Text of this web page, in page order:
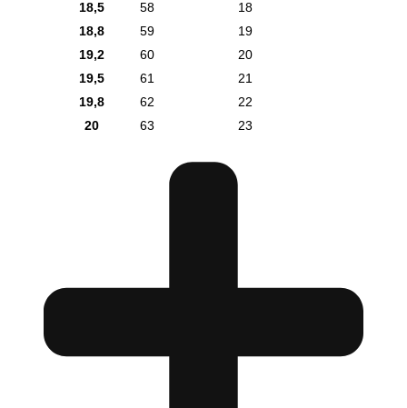
18,5
58
18
18,8
59
19
19,2
60
20
19,5
61
21
19,8
62
22
20
63 23